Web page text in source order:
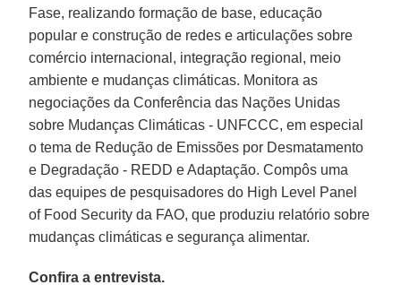
Fase, realizando formação de base, educação
popular e construção de redes e articulações sobre
comércio internacional, integração regional, meio
ambiente e mudanças climáticas. Monitora as
negociações da Conferência das Nações Unidas
sobre Mudanças Climáticas - UNFCCC, em especial
o tema de Redução de Emissões por Desmatamento
e Degradação - REDD e Adaptação. Compôs uma
das equipes de pesquisadores do High Level Panel
of Food Security da FAO, que produziu relatório sobre
mudanças climáticas e segurança alimentar.
Confira a entrevista.